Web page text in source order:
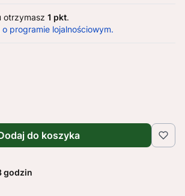
otrzymasz 1 pkt.
o programie lojalnościowym.
do koszyka
godzin